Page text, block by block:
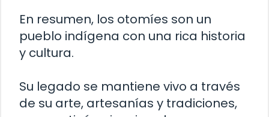
En resumen, los otomíes son un
pueblo indígena con una rica historia
y cultura.
Su legado se mantiene vivo a través
de su arte, artesanías y tradiciones,